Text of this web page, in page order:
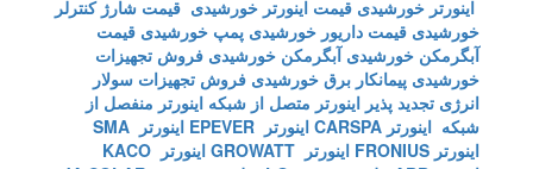
اینورتر خورشیدی قیمت اینورتر خورشیدی قیمت شارژ کنترلر
خورشیدی قیمت داریور خورشیدی پمپ خورشیدی قیمت
آبگرمکن خورشیدی آبگرمکن خورشیدی فروش تجهیزات
خورشیدی پیمانکار برق خورشیدی فروش تجهیزات سولار
انرژی تجدید پذیر اینورتر متصل از شبکه اینورتر منفصل از
شبکه اینورتر CARSPA اینورتر EPEVER
اینورتر SMA
اینورتر FRONIUS
اینورتر GROWATT
اینورتر KACO